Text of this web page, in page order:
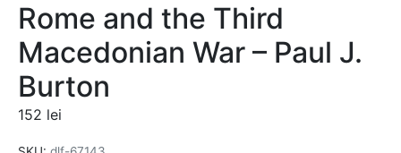
Rome and the Third
Macedonian War – Paul J.
Burton
152 lei